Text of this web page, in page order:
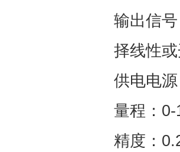
输出信
择线性
供电电
量程：
精度：